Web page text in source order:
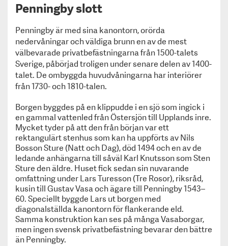
Penningby slott
Penningby är med sina kanontorn, orörda
nedervåningar och väldiga brunn en av de mest
välbevarade privatbefästningarna från 1500-talets
Sverige, påbörjad troligen under senare delen av 1400-
talet. De ombyggda huvudvåningarna har interiörer
från 1730- och 1810-talen.
Borgen byggdes på en klippudde i en sjö som ingick i
en gammal vattenled från Östersjön till Upplands inre.
Mycket tyder på att den från början var ett
rektangulärt stenhus som kan ha uppförts avNils
Bosson Sture (Natt och Dag), död 1494 och en av de
ledande anhängarna till såväl Karl KnutssonsomSten
Sture den äldre. Huset fick sedan sin nuvarande
omfattning underLars Turesson (Tre Rosor), riksråd,
kusin till Gustav Vasa och ägare till Penningby 1543–
60. Speciellt byggde Lars ut borgen med
diagonalställda kanontorn för flankerande eld.
Samma konstruktion kan ses på mångaVasaborgar,
men ingen svensk privatbefästning bevarar den bättre
än Penningby.